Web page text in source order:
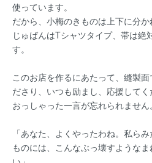
使っています。
だから、小梅のきものは上下に分か
じゅばんはTシャツタイプ、帯は絶
す。
このお店を作るにあたって、縫製
ださり、いつも励まし、応援して
おっしゃった一言が忘れられません。
「あなた、よくやったわね。私ら
ものには、こんなぶっ壊すような